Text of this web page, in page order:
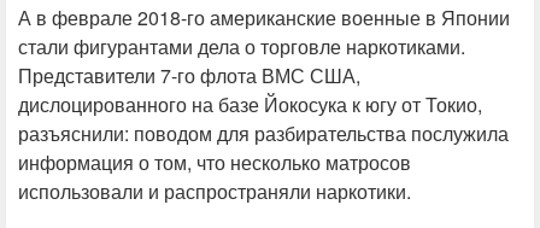
А в феврале 2018-го американские военные в Японии
стали фигурантами дела о торговле наркотиками.
Представители 7-го флота ВМС США,
дислоцированного на базе Йокосука к югу от Токио,
разъяснили: поводом для разбирательства послужила
информация о том, что несколько матросов
использовали и распространяли наркотики.